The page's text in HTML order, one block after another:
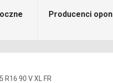
Producenci opon
R16 90 V XL FR